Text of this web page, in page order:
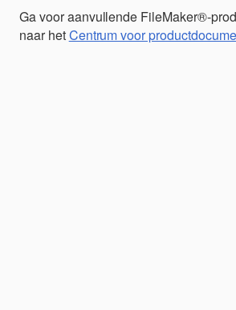
Ga voor aanvullende FileMaker®-
naar hetCentrum voor